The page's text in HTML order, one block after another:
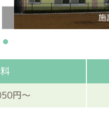
施
円～